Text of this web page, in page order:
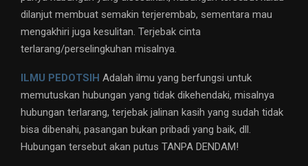
dilanjut membuat semakin terjerembab, sementara mau
mengakhiri juga kesulitan. Terjebak cinta
terlarang/perselingkuhan misalnya.
ILMU PEDOTSIH Adalah ilmu yang berfungsi untuk
memutuskan hubungan yang tidak dikehendaki, misalnya
hubungan terlarang, terjebak jalinan kasih yang sudah tidak
bisa dibenahi, pasangan bukan pribadi yang baik, dll.
Hubungan tersebut akan putus TANPA DENDAM!